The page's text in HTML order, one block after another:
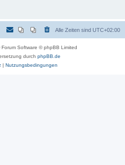
Alle Zeiten sind UTC+02:00
Forum Software © phpBB Limited
durch phpBB.de
| Nutzungsbedingungen